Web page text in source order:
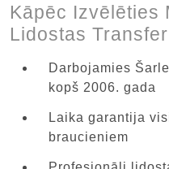
Kāpēc Izvēlēties
Lidostas
Darbojamies
kopš 2006. gada
Laika garantija
braucieniem